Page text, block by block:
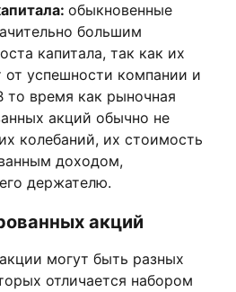
обыкновенные
большим
капитала, так как их
от успешности компании и
то время как рыночная
акций обычно не
колебаний, их стоимость
доходом,
держателю.
акций
могут быть разных
отличается набором